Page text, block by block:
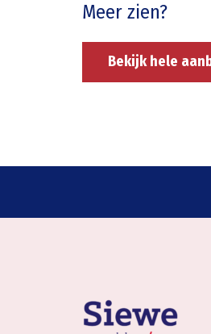
Meer zien?
Bekijk hele